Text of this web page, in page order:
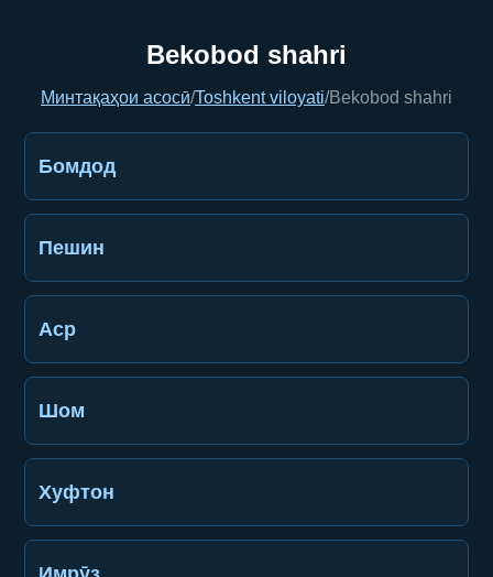
Bekobod shahri
Минтақаҳои асосӣ/Toshkent viloyati/Bekobod shahri
Бомдод
Пешин
Аср
Шом
Хуфтон